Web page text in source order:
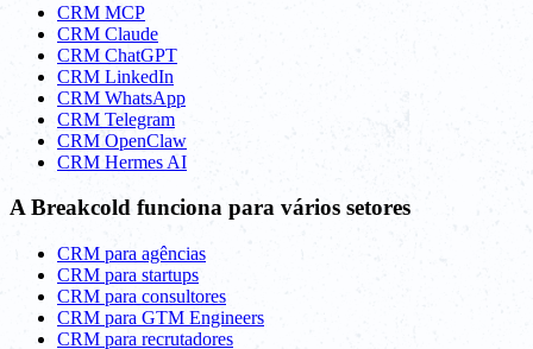
CRM MCP
CRM Claude
CRM ChatGPT
CRM LinkedIn
CRM WhatsApp
CRM Telegram
CRM OpenClaw
CRM Hermes AI
A Breakcold funciona para vários setores
CRM para agências
CRM para startups
CRM para consultores
CRM para GTM Engineers
CRM para recrutadores